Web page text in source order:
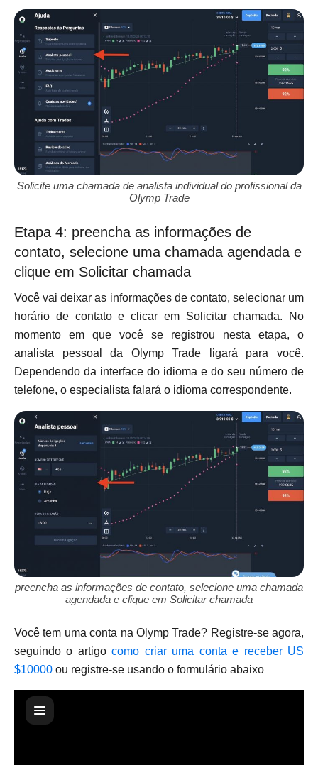
Solicite uma chamada de analista individual do profissional da
Olymp Trade
Etapa 4: preencha as informações de
contato, selecione uma chamada agendada e
clique em Solicitar chamada
Você vai deixar as informações de contato, selecionar um
horário de contato e clicar em Solicitar chamada. No
momento em que você se registrou nesta etapa, o
analista pessoal da Olymp Trade ligará para você.
Dependendo da interface do idioma e do seu número de
telefone, o especialista falará o idioma correspondente.
preencha as informações de contato, selecione uma chamada
agendada e clique em Solicitar chamada
Você tem uma conta na Olymp Trade? Registre-se agora,
seguindo o artigocomo criar uma conta e receber US
$10000 ou registre-se usando o formulário abaixo